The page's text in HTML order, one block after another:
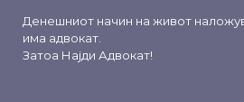
Денешниот начин на живот
има адвокат.
Затоа Најди Адвокат!